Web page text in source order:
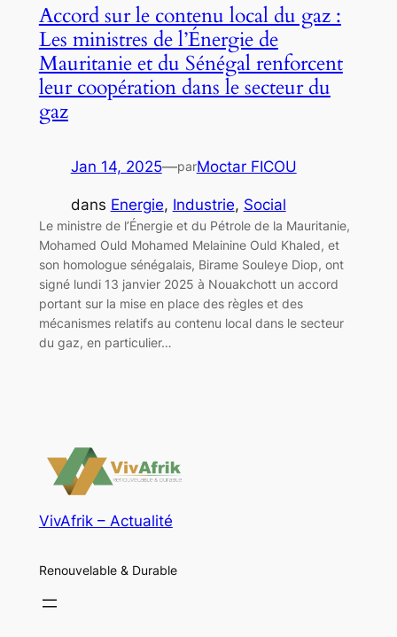
Accord sur le contenu local du gaz :
Les ministres de l’Énergie de
Mauritanie et du Sénégal renforcent
leur coopération dans le secteur du
gaz
Jan 14, 2025—parMoctar FICOU
dans Energie, Industrie, Social
Le ministre de l’Énergie et du Pétrole de la Mauritanie,
Mohamed Ould Mohamed Melainine Ould Khaled, et
son homologue sénégalais, Birame Souleye Diop, ont
signé lundi 13 janvier 2025 à Nouakchott un accord
portant sur la mise en place des règles et des
mécanismes relatifs au contenu local dans le secteur
du gaz, en particulier…
VivAfrik – Actualité
Renouvelable & Durable